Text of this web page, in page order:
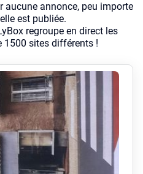
aucune annonce, peu importe
est publiée.
regroupe en direct les
1500 sites différents !